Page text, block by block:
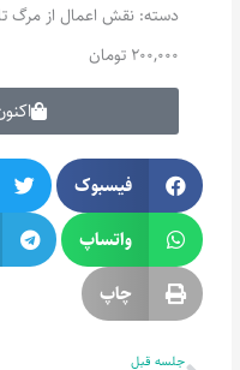
دسته:نقش اعمال از مرگ
200,000 تومان
فیسبوک
واتساپ
چاپ
جلسه قبل